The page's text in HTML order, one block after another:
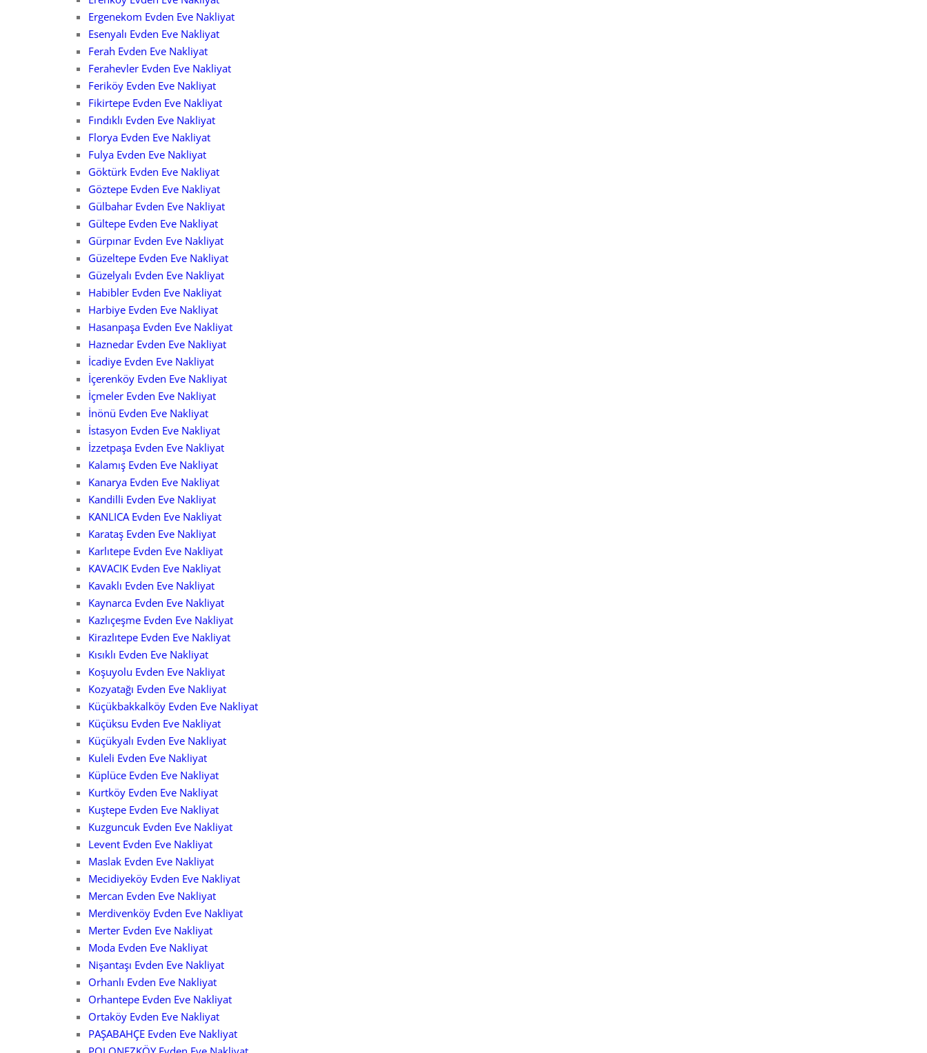
Ergenekom Evden Eve Nakliyat
Esenyalı Evden Eve Nakliyat
Ferah Evden Eve Nakliyat
Ferahevler Evden Eve Nakliyat
Feriköy Evden Eve Nakliyat
Fikirtepe Evden Eve Nakliyat
Fındıklı Evden Eve Nakliyat
Florya Evden Eve Nakliyat
Fulya Evden Eve Nakliyat
Göktürk Evden Eve Nakliyat
Göztepe Evden Eve Nakliyat
Gülbahar Evden Eve Nakliyat
Gültepe Evden Eve Nakliyat
Gürpınar Evden Eve Nakliyat
Güzeltepe Evden Eve Nakliyat
Güzelyalı Evden Eve Nakliyat
Habibler Evden Eve Nakliyat
Harbiye Evden Eve Nakliyat
Hasanpaşa Evden Eve Nakliyat
Haznedar Evden Eve Nakliyat
İcadiye Evden Eve Nakliyat
İçerenköy Evden Eve Nakliyat
İçmeler Evden Eve Nakliyat
İnönü Evden Eve Nakliyat
İstasyon Evden Eve Nakliyat
İzzetpaşa Evden Eve Nakliyat
Kalamış Evden Eve Nakliyat
Kanarya Evden Eve Nakliyat
Kandilli Evden Eve Nakliyat
KANLICA Evden Eve Nakliyat
Karataş Evden Eve Nakliyat
Karlıtepe Evden Eve Nakliyat
KAVACIK Evden Eve Nakliyat
Kavaklı Evden Eve Nakliyat
Kaynarca Evden Eve Nakliyat
Kazlıçeşme Evden Eve Nakliyat
Kirazlıtepe Evden Eve Nakliyat
Kısıklı Evden Eve Nakliyat
Koşuyolu Evden Eve Nakliyat
Kozyatağı Evden Eve Nakliyat
Küçükbakkalköy Evden Eve Nakliyat
Küçüksu Evden Eve Nakliyat
Küçükyalı Evden Eve Nakliyat
Kuleli Evden Eve Nakliyat
Küplüce Evden Eve Nakliyat
Kurtköy Evden Eve Nakliyat
Kuştepe Evden Eve Nakliyat
Kuzguncuk Evden Eve Nakliyat
Levent Evden Eve Nakliyat
Maslak Evden Eve Nakliyat
Mecidiyeköy Evden Eve Nakliyat
Mercan Evden Eve Nakliyat
Merdivenköy Evden Eve Nakliyat
Merter Evden Eve Nakliyat
Moda Evden Eve Nakliyat
Nişantaşı Evden Eve Nakliyat
Orhanlı Evden Eve Nakliyat
Orhantepe Evden Eve Nakliyat
Ortaköy Evden Eve Nakliyat
PAŞABAHÇE Evden Eve Nakliyat